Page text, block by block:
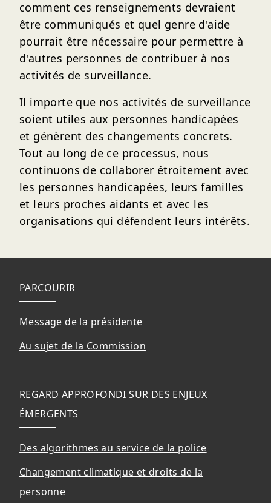
comment ces renseignements devraient
être communiqués et quel genre d'aide
pourrait être nécessaire pour permettre à
d'autres personnes de contribuer à nos
activités de surveillance.
Il importe que nos activités de surveillance
soient utiles aux personnes handicapées
et génèrent des changements concrets.
Tout au long de ce processus, nous
continuons de collaborer étroitement avec
les personnes handicapées, leurs familles
et leurs proches aidants et avec les
organisations qui défendent leurs intérêts.
Bas de page
PARCOURIR
Message de la présidente
Au sujet de la Commission
REGARD APPROFONDI SUR DES ENJEUX
ÉMERGENTS
Des algorithmes au service de la police
Changement climatique et droits de la
personne